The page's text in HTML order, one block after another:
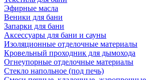
Эфирные масла
Веники для бани
Запарки для бани
Аксессуары для бани и сауны
Изоляционные отделочные материалы
Кровельный проходник для дымохода
Огнеупорные отделочные материалы
Стекло напольное (под печь)